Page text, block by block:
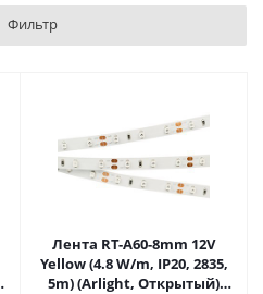
Фильтр
Лента RT-A60-8mm 12V
Yellow (4.8 W/m, IP20, 2835,
5m) (Arlight, Открытый)